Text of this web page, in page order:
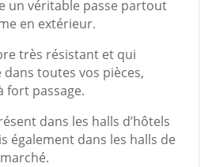
un véritable passe partout
en extérieur.
très résistant et qui
toutes vos pièces,
fort passage.
dans les halls d’hôtels
également dans les halls de